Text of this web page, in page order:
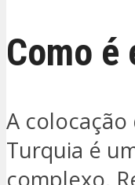
Como
A
Turquia é